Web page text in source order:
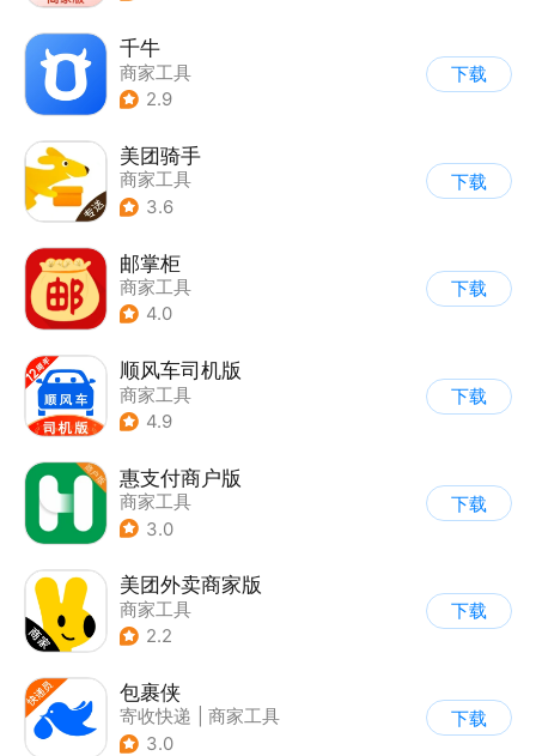
千牛
商家工具
2.9
下载
美团骑手
商家工具
3.6
下载
邮掌柜
商家工具
4.0
下载
顺风车司机版
商家工具
4.9
下载
惠支付商户版
商家工具
3.0
下载
美团外卖商家版
商家工具
2.2
下载
包裹侠
寄收快递
商家工具
3.0
下载